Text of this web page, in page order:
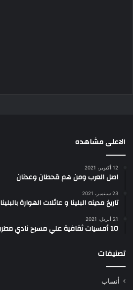
الاعلى مشاهده
12 أكتوبر، 2021
اصل العرب ومن هم قحطان وعدنان
23 سبتمبر، 2021
تاريخ مدينه البلينا و عائلات الهوارة بالبلينا
21 أبريل، 2021
10 أمسيات ثقافية علي مسرح نادي مطروح الإجتماعي في رمضان
تصنيفات
أنساب